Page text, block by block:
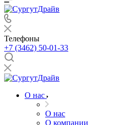
Телефоны
+7 (3462) 50-01-33
О нас
О нас
О компании